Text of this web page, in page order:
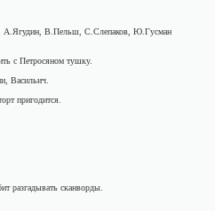
А.Ягудин, В.Пельш, С.Слепаков, Ю.Гусман
с Петросяном тушку.
Васильич.
пригодится.
разгадывать сканворды.